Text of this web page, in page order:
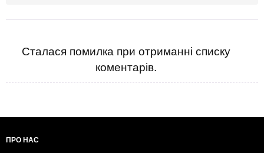
Сталася помилка при отриманні списку
коментарів.
ПРО НАС